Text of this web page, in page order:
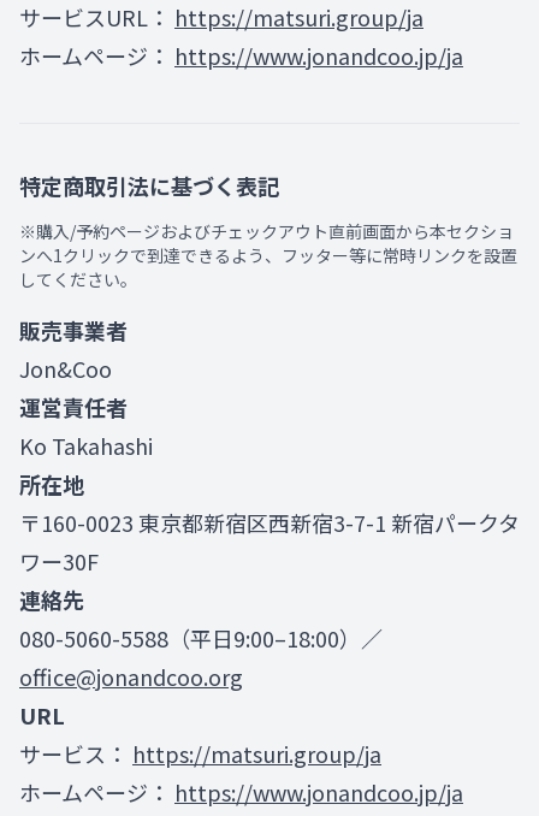
サービスURL： https://matsuri.group/ja
ホームページ： https://www.jonandcoo.jp/ja
特定商取引法に基づく表記
※購入/予約ページおよびチェックアウト直前画面から本セクショ
ンへ1クリックで到達できるよう、フッター等に常時リンクを設置
してください。
販売事業者
Jon&Coo
運営責任者
Ko Takahashi
所在地
〒160-0023 東京都新宿区西新宿3-7-1 新宿パークタ
ワー30F
連絡先
080-5060-5588（平日9:00–18:00）／
office@jonandcoo.org
URL
サービス： https://matsuri.group/ja
ホームページ： https://www.jonandcoo.jp/ja